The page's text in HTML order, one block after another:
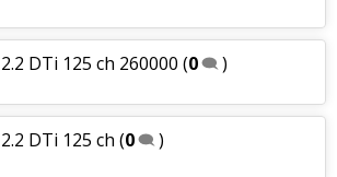
2.2 DTi 125 ch 260000 (0 )
2.2 DTi 125 ch (0 )